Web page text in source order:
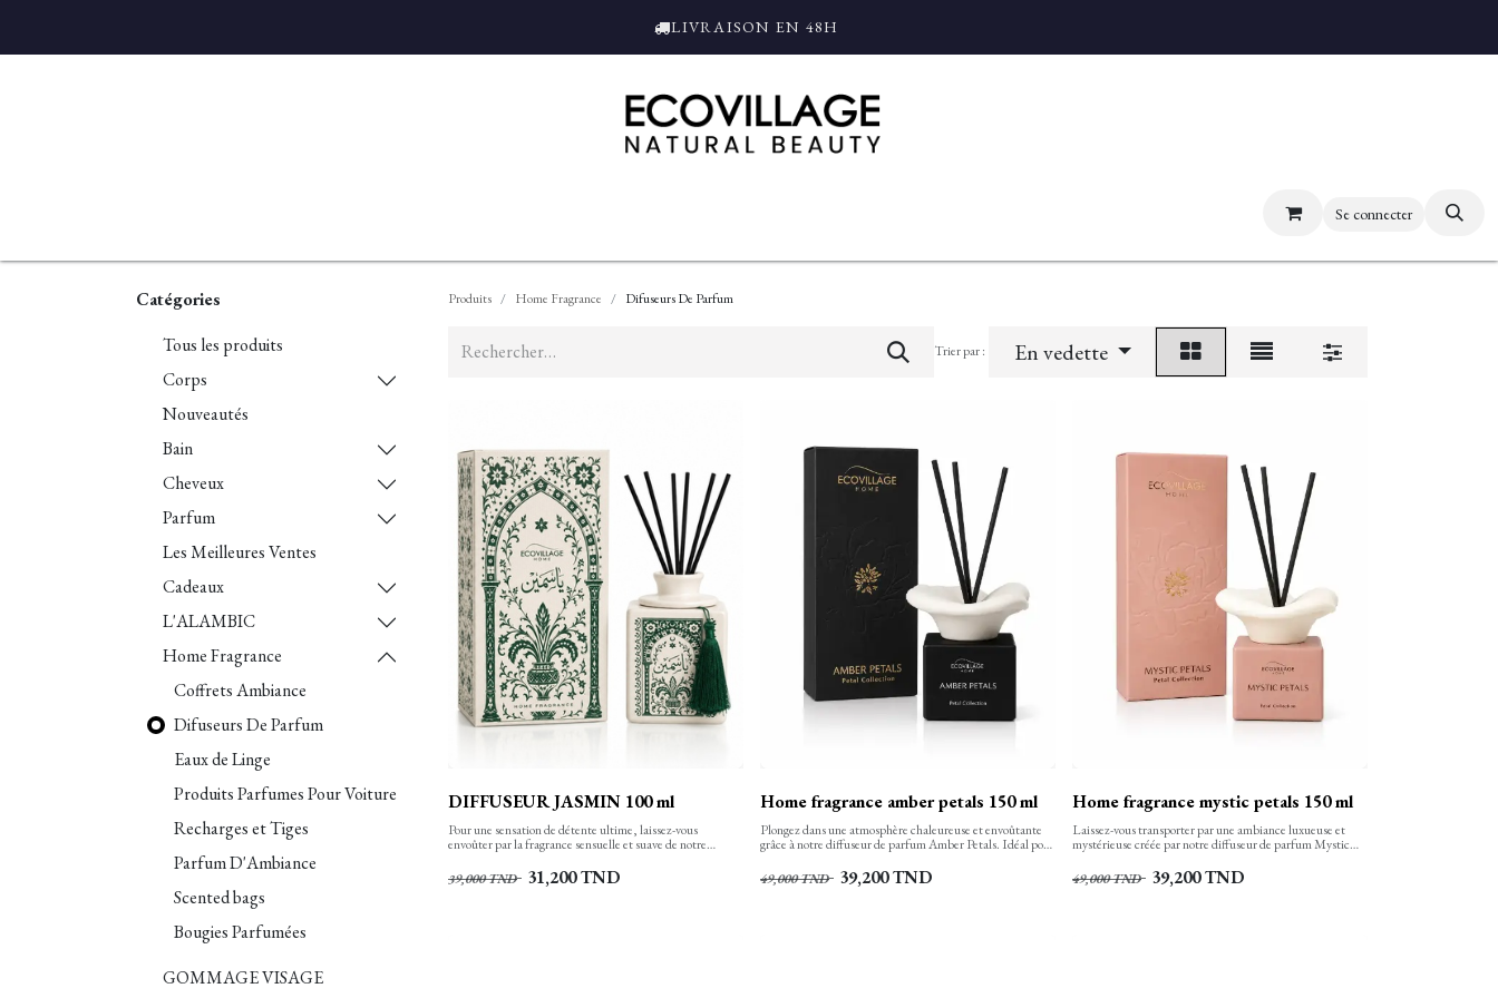
LIVRAISON EN 48H
Se connecter
Catégories
Tous les produits
Corps
Nouveautés
Bain
Cheveux
Parfum
Les Meilleures Ventes
Cadeaux
L'ALAMBIC
Home Fragrance
Coffrets Ambiance
Difuseurs De Parfum
Eaux de Linge
Produits Parfumes Pour Voiture
Recharges et Tiges
Parfum D'Ambiance
Scented bags
Bougies Parfumées
GOMMAGE VISAGE
Produits Home Fragrance Difuseurs De Parfum
Trier par : En vedette
DIFFUSEUR JASMIN 100 ml
Pour une sensation de détente ultime, laissez-vous
envoûter par la fragrance sensuelle et suave de notre
39,000TND 31,200TND
Home fragrance amber petals 150 ml
Plongez dans une atmosphère chaleureuse et envoûtante
grâce à notre diffuseur de parfum Amber Petals. Idéal pour
cocon oriental élégant et durable.
49,000TND 39,200TND
Home fragrance mystic petals 150 ml
Laissez-vous transporter par une ambiance luxueuse et
mystérieuse créée par notre diffuseur de parfum Mystic
49,000TND 39,200TND